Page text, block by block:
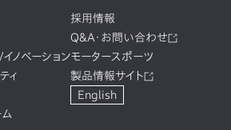
ノベーション
ィ
採用情報
Q&A・お問い合わせ
モータースポーツ
製品情報サイト
English